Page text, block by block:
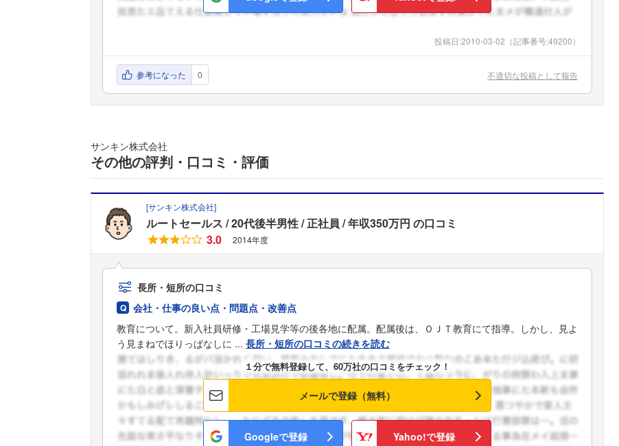
投稿日:2010-03-02 （記事番号:49200）
参考になった 0 不適切な投稿として報告
サンキン株式会社
その他の評判・口コミ・評価
[サンキン株式会社]
ルートセールス 20代後半男性 正社員 年収350万円 の口コミ
3.0
2014年度
長所・短所の口コミ
会社・仕事の良い点・問題点・改善点
教育について。新入社員研修・工場見学等の後各地に配属。配属後は、ＯＪＴ教育にて指導。しかし、見よ
う見まねでほりっぱなしに ... 長所・短所の口コミの続きを読む
１分で無料登録して、60万社の口コミをチェック！
メールで登録（無料）
Googleで登録 Yahoo!で登録